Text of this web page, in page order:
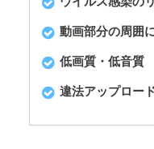
動画部分の周囲
低画質・低音質
違法アップロー